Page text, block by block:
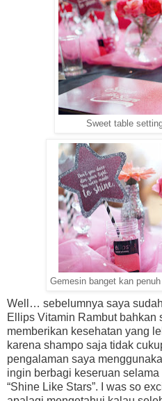
Sweet table
Gemesin banget kan
Well… sebelumnya saya
Ellips Vitamin Rambut bahkan
memberikan kesehatan yang
karena shampo saja tidak
pengalaman saya
ingin berbagi keseruan
“Shine Like Stars”. I was so